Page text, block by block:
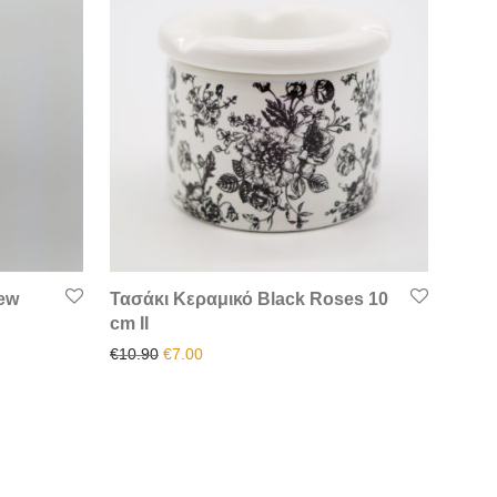
Τασάκι Κεραμικό Black Roses 10
cm II
€10.90 Original price was: €10.90.
€7.00Η τρέχουσα τιμή είναι: €7.00.